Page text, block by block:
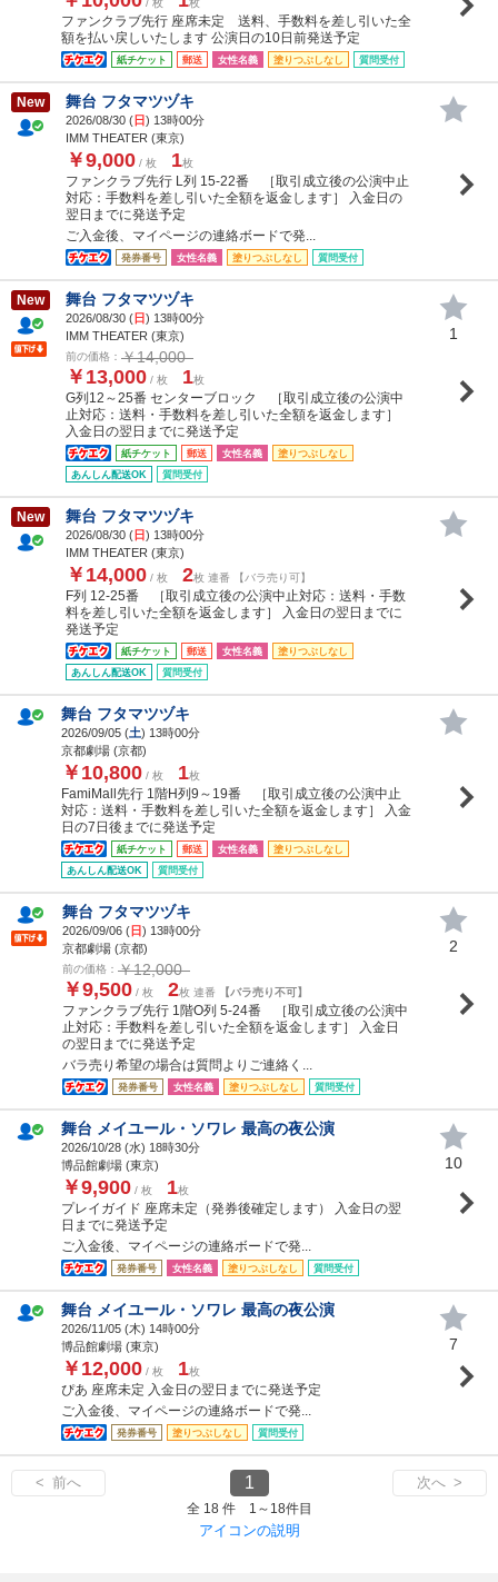
/ 枚 枚
ファンクラブ先行 座席未定 送料、手数料を差し引いた全
額を払い戻しいたします 公演日の10日前発送予定
紙チケット 郵送 女性名義 塗りつぶしなし 質問受付
New 舞台 フタマツヅキ
2026/08/30 (日) 13時00分
IMM THEATER (東京)
￥9,000 / 枚 1枚
ファンクラブ先行 L列 15-22番 ［取引成立後の公演中止
対応：手数料を差し引いた全額を返金します］ 入金日の
翌日までに発送予定
ご入金後、マイページの連絡ボードで発...
発券番号 女性名義 塗りつぶしなし 質問受付
New 舞台 フタマツヅキ
2026/08/30 (日) 13時00分
IMM THEATER (東京)
前の価格： ￥14,000
￥13,000 / 枚 1枚
G列12～25番 センターブロック ［取引成立後の公演中
止対応：送料・手数料を差し引いた全額を返金します］
入金日の翌日までに発送予定
紙チケット 郵送 女性名義
塗りつぶしなし
あんしん配送OK
質問受付
1
New 舞台 フタマツヅキ
2026/08/30 (日) 13時00分
IMM THEATER (東京)
￥14,000 / 枚 2枚 連番 【バラ売り可】
F列 12-25番 ［取引成立後の公演中止対応：送料・手数
料を差し引いた全額を返金します］ 入金日の翌日までに
発送予定
紙チケット 郵送 女性名義
塗りつぶしなし
あんしん配送OK
質問受付
舞台 フタマツヅキ
2026/09/05 (土) 13時00分
京都劇場 (京都)
￥10,800 / 枚 1枚
FamiMall先行 1階H列9～19番 ［取引成立後の公演中止
対応：送料・手数料を差し引いた全額を返金します］ 入金
日の7日後までに発送予定
紙チケット 郵送 女性名義
塗りつぶしなし
あんしん配送OK
質問受付
舞台 フタマツヅキ
2026/09/06 (日) 13時00分
京都劇場 (京都)
前の価格： ￥12,000
￥9,500 / 枚 2枚 連番 【バラ売り不可】
ファンクラブ先行 1階O列 5-24番 ［取引成立後の公演中
止対応：手数料を差し引いた全額を返金します］ 入金日
の翌日までに発送予定
バラ売り希望の場合は質問よりご連絡く...
発券番号 女性名義 塗りつぶしなし 質問受付
2
舞台 メイユール・ソワレ 最高の夜公演
2026/10/28 (水) 18時30分
博品館劇場 (東京)
￥9,900 / 枚 1枚
プレイガイド 座席未定（発券後確定します） 入金日の翌
日までに発送予定
ご入金後、マイページの連絡ボードで発...
発券番号 女性名義 塗りつぶしなし 質問受付
10
舞台 メイユール・ソワレ 最高の夜公演
2026/11/05 (木) 14時00分
博品館劇場 (東京)
￥12,000 / 枚 1枚
ぴあ 座席未定 入金日の翌日までに発送予定
ご入金後、マイページの連絡ボードで発...
発券番号 塗りつぶしなし 質問受付
7
< 前へ 1 次へ >
全 18 件 1～18件目
アイコンの説明